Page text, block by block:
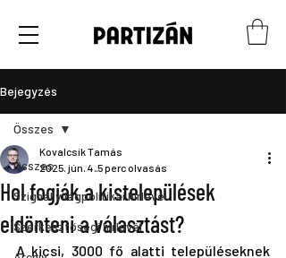
Bejegyzés
Összes
Szignál világpolitikai hírlevél
Szerkesztőségi hírlevél
Összes
Hol fogják a kistelepülések
eldönteni a választást?
Kovalcsik Tamás
2025. jún. 4. 5 perc olvasás
A kicsi, 3000 fő alatti településeknek